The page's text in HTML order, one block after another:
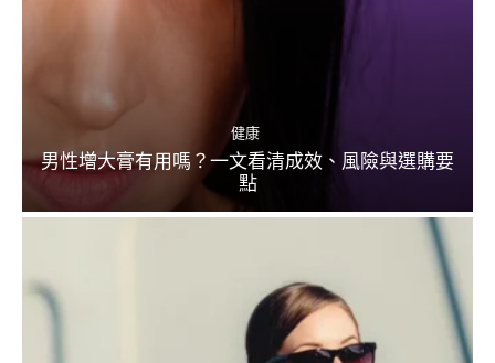
健康
男性增大膏有用嗎？一文看清成效、風險與選購要
點